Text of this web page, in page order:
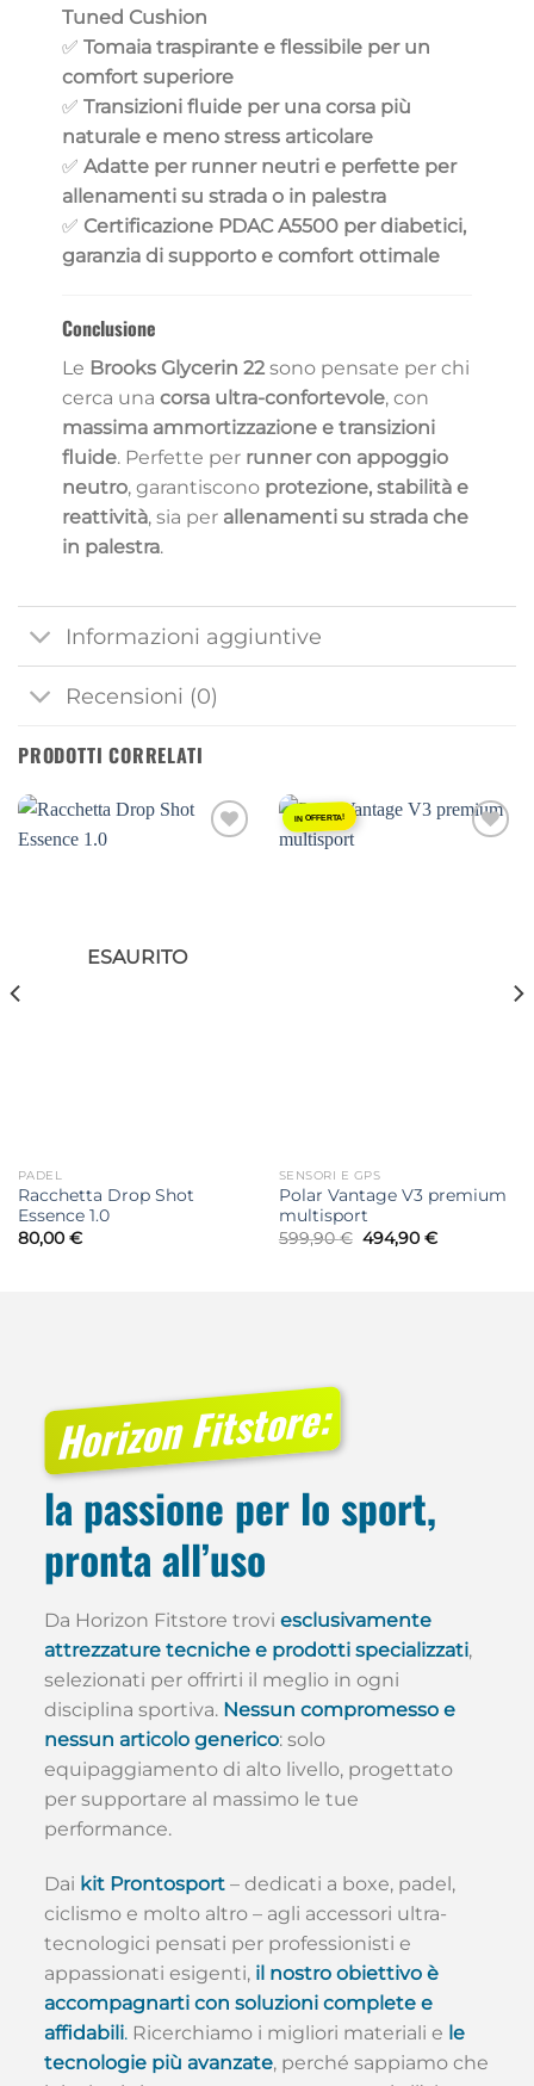
Tuned Cushion
✅ Tomaia traspirante e flessibile per un
comfort superiore
✅ Transizioni fluide per una corsa più
naturale e meno stress articolare
✅ Adatte per runner neutri e perfette per
allenamenti su strada o in palestra
✅ Certificazione PDAC A5500 per diabetici,
garanzia di supporto e comfort ottimale
Conclusione
Le Brooks Glycerin 22sono pensate per chi
cerca una corsa ultra-confortevole, con
massima ammortizzazione e transizioni
fluide. Perfette per runner con appoggio
neutro, garantiscono protezione, stabilità e
reattività, sia per allenamenti su strada che
in palestra.
Informazioni aggiuntive
Recensioni (0)
PRODOTTI CORRELATI
ESAURITO
PADEL
Racchetta Drop Shot
Essence 1.0
80,00 €
IN OFFERTA!
SENSORI E GPS
Polar Vantage V3 premium
multisport
599,90€ Il
prezzo
494,90 €Il
Horizon Fitstore:
la passione per lo sport,
pronta all’uso
Da Horizon Fitstore troviesclusivamente
attrezzature tecniche e prodotti specializzati,
selezionati per offrirti il meglio in ogni
disciplina sportiva. Nessun compromesso e
nessun articolo generico: solo
equipaggiamento di alto livello, progettato
per supportare al massimo le tue
performance.
Dai kit Prontosport – dedicati a boxe, padel,
ciclismo e molto altro – agli accessori ultra-
tecnologici pensati per professionisti e
appassionati esigenti, il nostro obiettivo è
accompagnarti con soluzioni complete e
affidabili. Ricerchiamo i migliori materiali e le
tecnologie più avanzate, perché sappiamo che